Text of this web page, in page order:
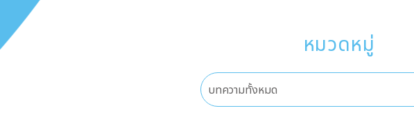
หมวดหมู่